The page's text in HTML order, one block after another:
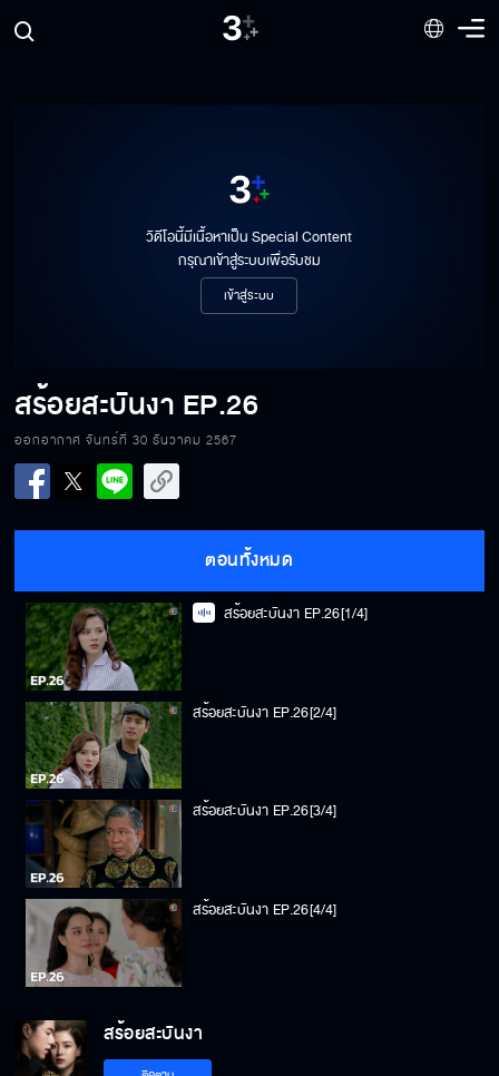
วิดีโอนี้มีเนื้อหาเป็น Special Content
กรุณาเข้าสู่ระบบเพื่อรับชม
เข้าสู่ระบบ
สร้อยสะบันงา EP.26
ออกอากาศ จันทร์ที่ 30 ธันวาคม 2567
ตอนทั้งหมด
สร้อยสะบันงา EP.26[1/4]
สร้อยสะบันงา EP.26[2/4]
สร้อยสะบันงา EP.26[3/4]
สร้อยสะบันงา EP.26[4/4]
สร้อยสะบันงา